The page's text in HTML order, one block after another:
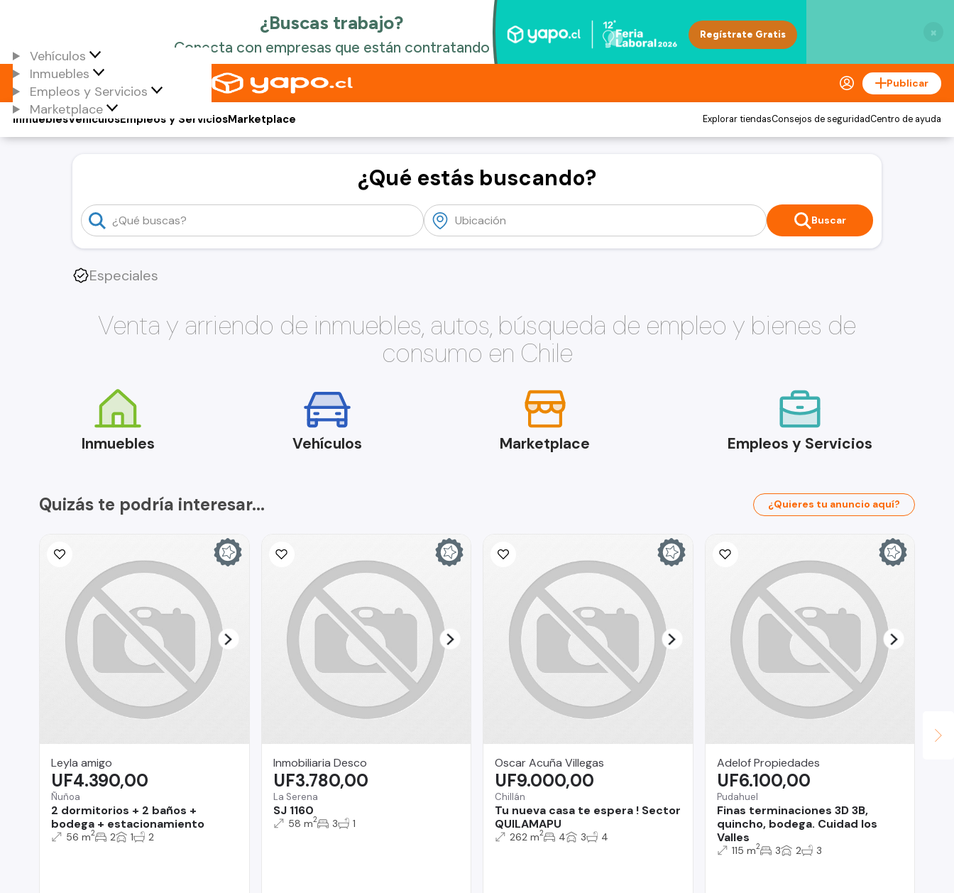
×
Vehículos
Inmuebles
Empleos y Servicios
Marketplace
Publicar
Vehículos
Inmuebles Empleos y ServiciosMarketplace Explorar tiendasConsejos de seguridadCentro de ayuda
¿Qué estás buscando?
Buscar
Especiales
Venta y arriendo de inmuebles, autos, búsqueda de empleo y bienes de
consumo en Chile
Inmuebles Vehículos Marketplace Empleos y Servicios
Quizás te podría interesar... ¿Quieres tu anuncio aquí?
Leyla amigo
Ñuñoa
2 dormitorios + 2 baños +
bodega + estacionamiento
UF4.390,00
56 m2 2 1 2
Inmobiliaria Desco
La Serena
SJ 1160
UF3.780,00
58 m2 3 1
Oscar Acuña Villegas
Chillán
Tu nueva casa te espera ! Sector
QUILAMAPU
UF9.000,00
262 m2 4 3 4
Adelof Propiedades
Pudahuel
Finas terminaciones 3D 3B,
quincho, bodega. Cuidad los
Valles
UF6.100,00
115 m2 3 2 3